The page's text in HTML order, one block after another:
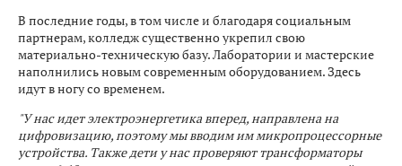
В последние годы, в том числе и благодаря социальным
партнерам, колледж существенно укрепил свою
материально-техническую базу. Лаборатории и мастерские
наполнились новым современным оборудованием. Здесь
идут в ногу со временем.
"У нас идет электроэнергетика вперед, направлена на
цифровизацию, поэтому мы вводим им микропроцессорные
устройства. Также дети у нас проверяют трансформаторы